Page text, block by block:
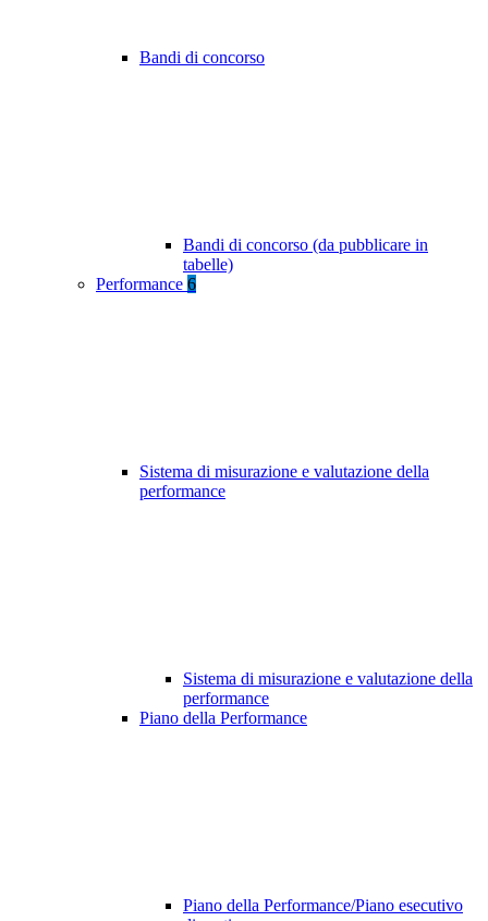
Bandi di concorso
Bandi di concorso (da pubblicare in
tabelle)
Performance 6
Sistema di misurazione e valutazione della
performance
Sistema di misurazione e valutazione della
performance
Piano della Performance
Piano della Performance/Piano esecutivo